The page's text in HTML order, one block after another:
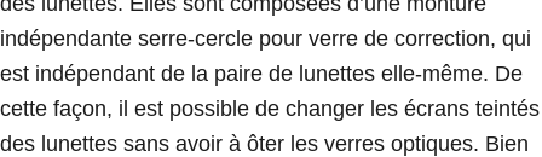
indépendante serre-cercle pour verre de correction, qui
est indépendant de la paire de lunettes elle-même. De
cette façon, il est possible de changer les écrans teintés
des lunettes sans avoir à ôter les verres optiques. Bien